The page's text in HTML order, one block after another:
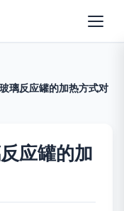
璃反应罐的加热方式对
应罐的加